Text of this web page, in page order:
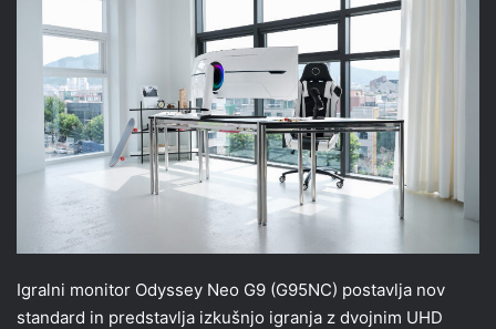
Igralni monitor Odyssey Neo G9 (G95NC) postavlja nov
standard in predstavlja izkušnjo igranja z dvojnim UHD